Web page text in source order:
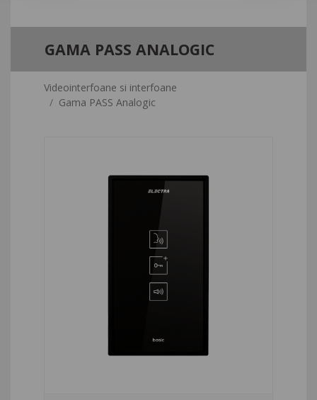
GAMA PASS ANALOGIC
Videointerfoane si interfoane
Gama PASS Analogic